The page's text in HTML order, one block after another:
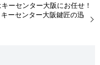
ーセンター大阪にお任せ！
ーセンター大阪鍵匠の迅